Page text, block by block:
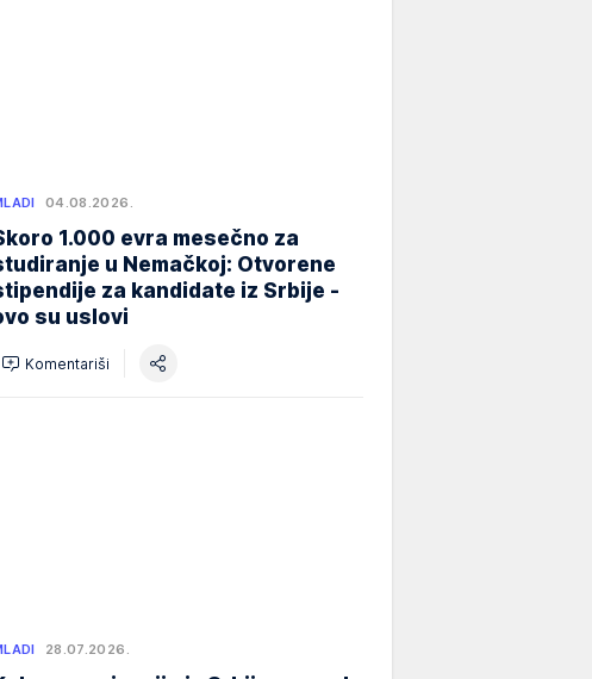
04.08.2026.
1.000 evra mesečno za
u Nemačkoj: Otvorene
za kandidate iz Srbije -
su uslovi
Komentariši
28.07.2026.